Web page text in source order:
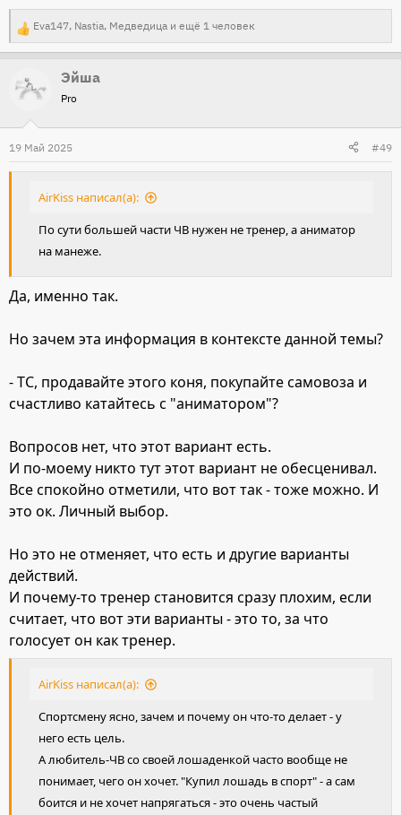
Р
е
а
к
и
и
Eva147, Nastia, Медведица и ещё 1 человек
Эйша
Pro
19 Май 2025 #49
AirKiss написал(а):
По сути большей части ЧВ нужен не тренер, а аниматор
на манеже.
Да, именно так.
Но зачем эта информация в контексте данной темы?
- ТС, продавайте этого коня, покупайте самовоза и
счастливо катайтесь с "аниматором"?
Вопросов нет, что этот вариант есть.
И по-моему никто тут этот вариант не обесценивал.
Все спокойно отметили, что вот так - тоже можно. И
это ок. Личный выбор.
Но это не отменяет, что есть и другие варианты
действий.
И почему-то тренер становится сразу плохим, если
считает, что вот эти варианты - это то, за что
голосует он как тренер.
AirKiss написал(а):
Спортсмену ясно, зачем и почему он что-то делает - у
него есть цель.
А любитель-ЧВ со своей лошаденкой часто вообще не
понимает, чего он хочет. "Купил лошадь в спорт" - а сам
боится и не хочет напрягаться - это очень частый